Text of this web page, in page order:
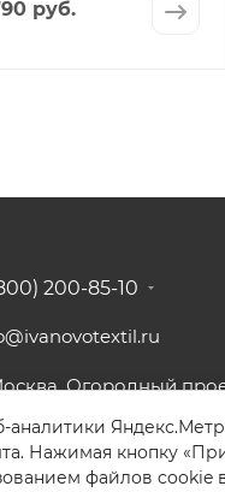
руб.
200-85-10
Огородный
Нажимая кнопку
файлов cookie